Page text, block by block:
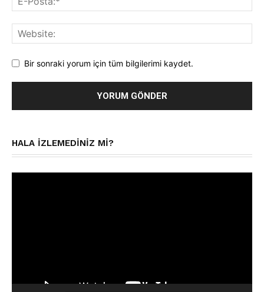
Bir sonraki yorum için tüm bilgilerimi kaydet.
HALA IZLEMEDINIZ MI?